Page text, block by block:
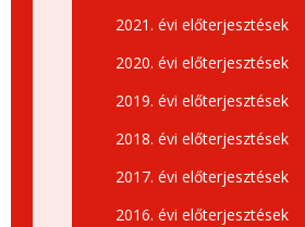
2021. évi előterjesztések
2020. évi előterjesztések
2019. évi előterjesztések
2018. évi előterjesztések
2017. évi előterjesztések
2016. évi előterjesztések